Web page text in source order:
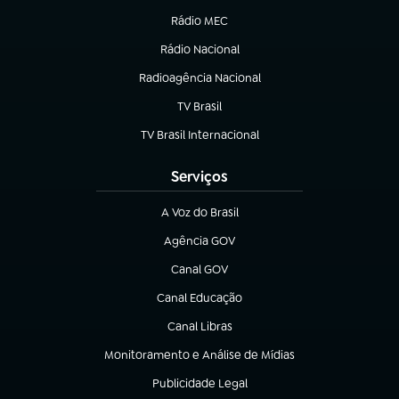
Rádio MEC
(abre em nova aba)
Rádio Nacional
Radioagência Nacional
(abre em nova aba)
TV Brasil
(abre em nova aba)
TV Brasil Internacional
(abre em nova aba)
Serviços
A Voz do Brasil
(abre em nova aba)
Agência GOV
(abre em nova aba)
Canal GOV
(abre em nova aba)
Canal Educação
(abre em nova aba)
Canal Libras
(abre em nova aba)
Monitoramento e Análise de Mídias
(abre em nova aba)
Publicidade Legal
(abre em nova aba)